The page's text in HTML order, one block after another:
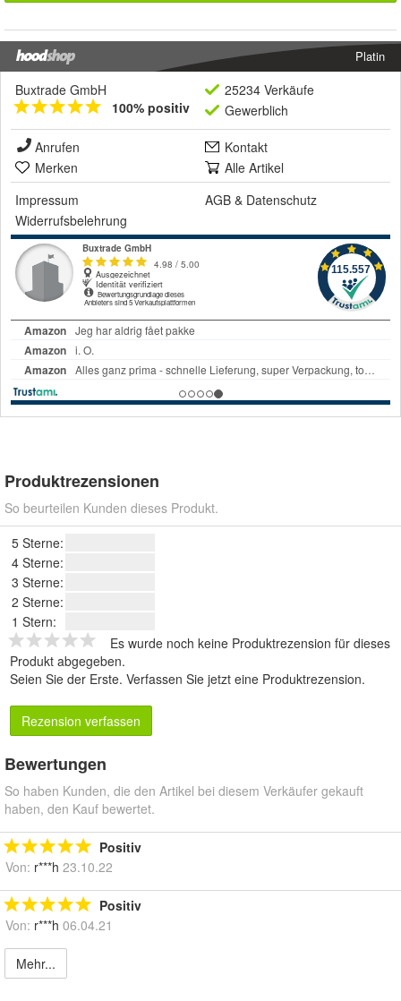
Platin
Buxtrade GmbH
100% positiv
25234 Verkäufe
Gewerblich
Anrufen
Kontakt
Merken
Alle Artikel
Impressum
AGB & Datenschutz
Widerrufsbelehrung
Produktrezensionen
So beurteilen Kunden dieses Produkt.
5 Sterne:
4 Sterne:
3 Sterne:
2 Sterne:
1 Stern:
Es wurde noch keine Produktrezension für dieses
Produkt abgegeben.
Seien Sie der Erste. Verfassen Sie jetzt eine Produktrezension.
Rezension verfassen
Bewertungen
So haben Kunden, die den Artikel bei diesem Verkäufer gekauft
haben, den Kauf bewertet.
Positiv
Von: r***h 23.10.22
Positiv
Von: r***h 06.04.21
Mehr...